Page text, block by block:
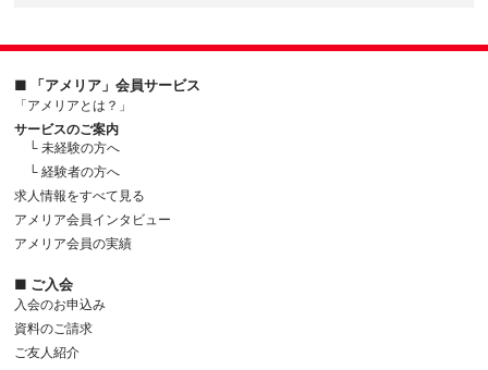
取得・入力、利用・加工、保管・保存、移送・送信、消去・廃棄等の
段階ごとに、取扱方法、管理者・取扱者およびその任務等について個
人データの取扱規程を策定しています。
（組織的安全管理措置）
個人データの取扱いに関する責任者・管理者を設置するとともに、個
人データを取り扱う従業者および当該従業者が取り扱う個人データの
範囲を明確化し、法や取扱規程に違反している事実または兆候を把握
した場合の責任者への報告連絡体制を整備しています。
個人データの取扱いに関する留意事項について、従業者に定期的な研
修を実施しています。
個人データを取り扱う重要な機器類の設置場所において、従業者の入
(2) 入会申込をした時点で、会員規約の違反等により会員資格の
を受けたことがあること。
(3) 入会申込の際の申告事項に、虚偽の記載、誤記、または記
入漏れがあったこと。
(4) 入会申込をした時点で､過去に年会費やその他サービスの利
用料の支払等の債務の履行を遅滞しまたは支払を拒否したこと
があること。
(5) 入会申込者が、過去に本規約第30条第1項各号のいずれかに
該当することを理由に会員番号の使用を一時停止または除名処
約第16条乃至第18条に規定する行為または第30条第1項各号の
いずれかに該当する行為を行った者であるとみなされること。
(7) 入会申込者による以下の各号に該当する行為により、アメリ
イントを返還せず、会員に生じた損害について一切責任を負わないもの
第4条（ポイントの取り消し・消滅）
当社がポイントを付与した後に、対象取引について返品、キャンセルそ
の他当社がポイントの付与を取り消すことが適当と判断する事由があっ
た場合、当社は、対象取引により付与されたポイントを取り消すことが
できます。
当社は、会員が次の各号のいずれかに該当すると判断した場合、事前に
通知することなく、当該会員が保有するポイントの一部または全部を取
(1)違法または不正行為があった場合
(2)本規約、会員規約、その他当社が定める規約・ルール等に違反が
あった場合
(3)会員がアメリアを退会した場合
■ 「アメリア」会員サービス
「アメリアとは？」
サービスのご案内
└ 未経験の方へ
└ 経験者の方へ
求人情報をすべて見る
アメリア会員インタビュー
アメリア会員の実績
■ ご入会
入会のお申込み
資料のご請求
ご友人紹介